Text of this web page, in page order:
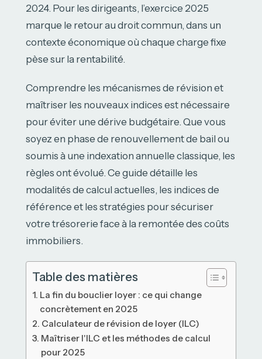
2024. Pour les dirigeants, l’exercice 2025
marque le retour au droit commun, dans un
contexte économique où chaque charge fixe
pèse sur la rentabilité.
Comprendre les mécanismes de révision et
maîtriser les nouveaux indices est nécessaire
pour éviter une dérive budgétaire. Que vous
soyez en phase de renouvellement de bail ou
soumis à une indexation annuelle classique, les
règles ont évolué. Ce guide détaille les
modalités de calcul actuelles, les indices de
référence et les stratégies pour sécuriser
votre trésorerie face à la remontée des coûts
immobiliers.
Table des matières
La fin du bouclier loyer : ce qui change
concrètement en 2025
Calculateur de révision de loyer (ILC)
Maîtriser l'ILC et les méthodes de calcul
pour 2025